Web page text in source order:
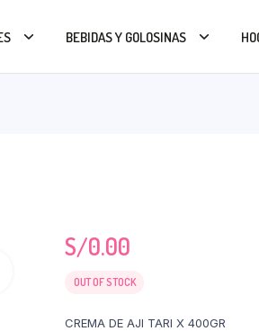
BEBIDAS Y GOLOSINAS
S/0.00
OUT OF STOCK
CREMA DE AJI TARI X 400GR